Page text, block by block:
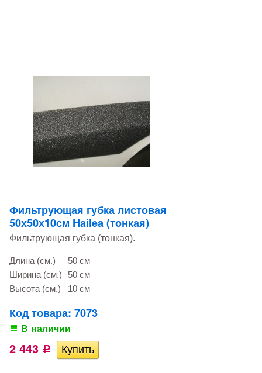
Фильтрующая губка листовая
50х50х10см Hailea (тонкая)
Фильтрующая губка (тонкая).
Длина (см.)
50 см
Ширина (см.)
50 см
Высота (см.)
10 см
Код товара: 7073
В наличии
2 443 Р